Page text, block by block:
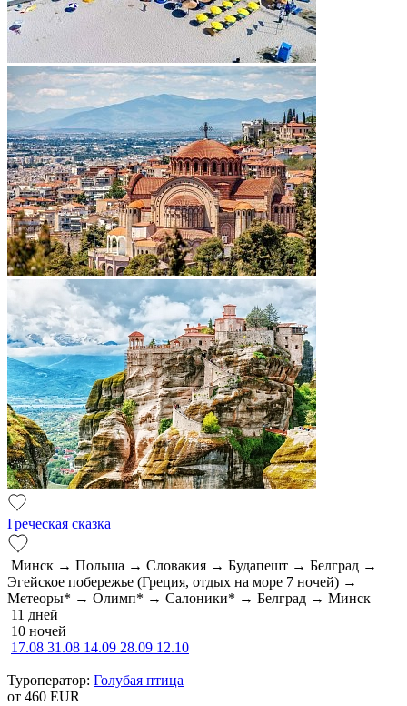
Греческая сказка
Минск → Польша → Словакия → Будапешт → Белград →
Эгейское побережье (Греция, отдых на море 7 ночей) →
Метеоры* → Олимп* → Салоники* → Белград → Минск
11 дней
10 ночей
17.08 31.08 14.09 28.09 12.10
Туроператор: Голубая птица
от 460 EUR